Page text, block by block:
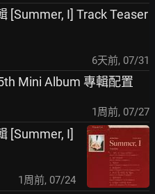
[Summer, I] Track Teaser
6天前, 07/31
Mini Album 專輯配置
1周前, 07/27
[Summer, I]
1周前, 07/24